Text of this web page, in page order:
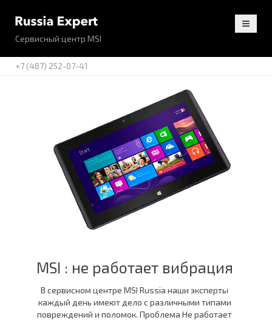
Сервисный центр MSI
+7 (487) 252-07-41
MSI : не работает вибрация
В сервисном центре MSI Russia наши эксперты
каждый день имеют дело с различными типами
повреждений и поломок. Проблема Не работает